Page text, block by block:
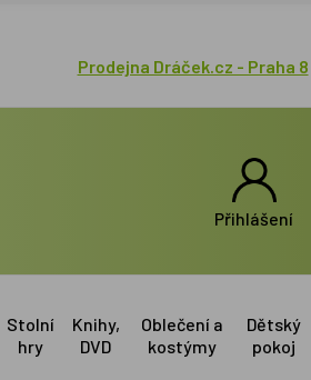
Prodejna Dráček.cz - Praha 8
Přihlášení
Stolní
hry
Knihy,
DVD
Oblečení a
kostýmy
Dětský
pokoj